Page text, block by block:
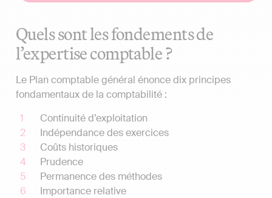
Quels sont les fondements de
l’expertise comptable ?
Le Plan comptable général énonce dix principes
fondamentaux de la comptabilité :
Continuité d’exploitation
Indépendance des exercices
Coûts historiques
Prudence
Permanence des méthodes
Importance relative